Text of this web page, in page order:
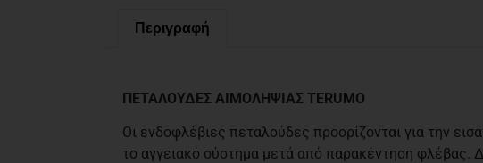
Περιγραφή
ΠΕΤΑΛΟΥΔΕΣ ΑΙΜΟΛΗΨΙΑΣ TERUMO
Οι ενδοφλέβιες πεταλούδες προορίζονται για την
το αγγειακό σύστημα μετά από παρακέντηση φλέβας.